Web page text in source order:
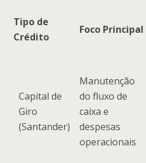
Tipo de
Crédito
Foco Principal
Capital de
Giro
(Santander)
Manutenção
do fluxo de
caixa e
despesas
operacionais